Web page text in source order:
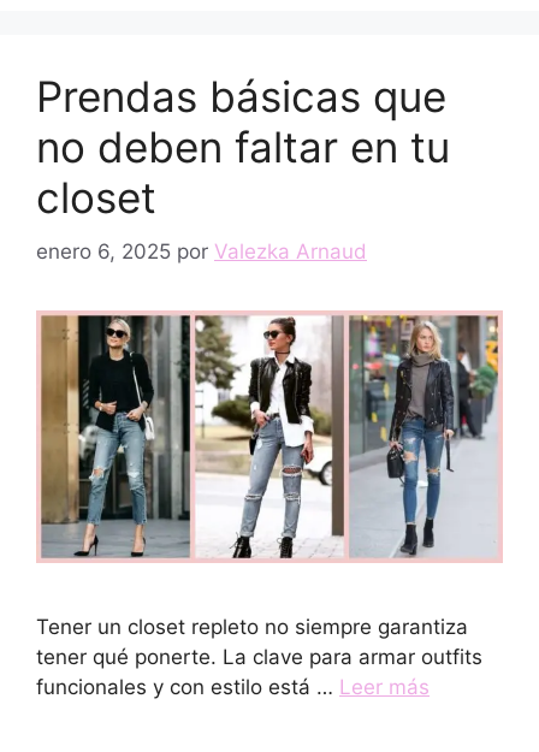
Prendas básicas que
no deben faltar en tu
closet
enero 6, 2025 por Valezka Arnaud
Tener un closet repleto no siempre garantiza
tener qué ponerte. La clave para armar outfits
funcionales y con estilo está … Leer más